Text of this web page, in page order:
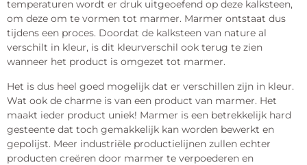
temperaturen wordt er druk uitgeoefend op deze kalksteen,
om deze om te vormen tot marmer. Marmer ontstaat dus
tijdens een proces. Doordat de kalksteen van nature al
verschilt in kleur, is dit kleurverschil ook terug te zien
wanneer het product is omgezet tot marmer.
Het is dus heel goed mogelijk dat er verschillen zijn in kleur.
Wat ook de charme is van een product van marmer. Het
maakt ieder product uniek! Marmer is een betrekkelijk hard
gesteente dat toch gemakkelijk kan worden bewerkt en
gepolijst. Meer industriële productielijnen zullen echter
producten creëren door marmer te verpoederen en